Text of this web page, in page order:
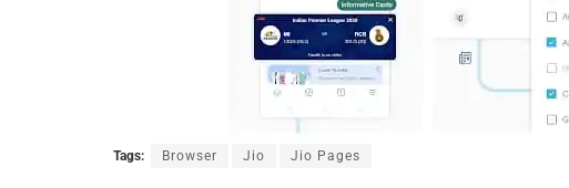
Tags: Browser Jio Jio Pages